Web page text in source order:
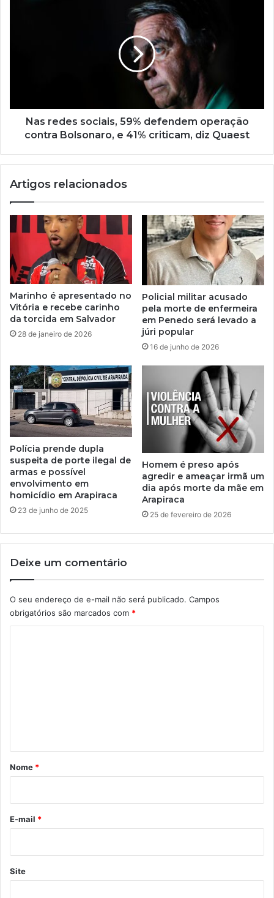
Nas redes sociais, 59% defendem operação
contra Bolsonaro, e 41% criticam, diz Quaest
Artigos relacionados
Marinho é apresentado no
Vitória e recebe carinho
da torcida em Salvador
28 de janeiro de 2026
Policial militar acusado
pela morte de enfermeira
em Penedo será levado a
júri popular
16 de junho de 2026
Polícia prende dupla
suspeita de porte ilegal de
armas e possível
envolvimento em
homicídio em Arapiraca
23 de junho de 2025
Homem é preso após
agredir e ameaçar irmã um
dia após morte da mãe em
Arapiraca
25 de fevereiro de 2026
Deixe um comentário
O seu endereço de e-mail não será publicado. Campos
obrigatórios são marcados com *
r
*
Nome *
E-mail *
Site